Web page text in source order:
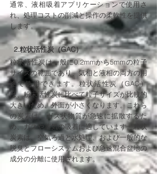
通常、液相吸着アプリケーションで使用さ
れ、処理コストの削減と操作の柔軟性を提供
します。
2.粒状活性炭（GAC）
粒状活性炭は一般に0.2mmから5mmの粒子
サイズの範囲であり、気相と液相の両方の用
途で使用できます。粒状活性炭（GAC）
は、粉末活性炭に比べて粒子サイズが比較的
大きいため、外面が小さくなります。これら
の炭素は、ガス状物質が急速に拡散するた
め、ガスや蒸気の吸着に適しています。粒状
炭素は、空気ろ過と水処理、および一般的な
脱臭とフローシステムおよび急速混合盆地の
成分の分離に使用されます。